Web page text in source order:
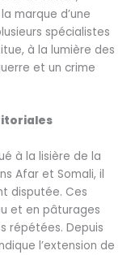
marque d’une
spécialistes
à la lumière des
et un crime
à la lisière de la
Afar et Somali, il
disputée. Ces
et en pâturages
répétées. Depuis
l’extension de